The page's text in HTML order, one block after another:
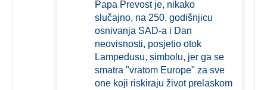
Papa Prevost je, nikako
slučajno, na 250. godišnjicu
osnivanja SAD-a i Dan
neovisnosti, posjetio otok
Lampedusu, simbolu, jer ga se
smatra "vratom Europe" za sve
one koji riskiraju život prelaskom